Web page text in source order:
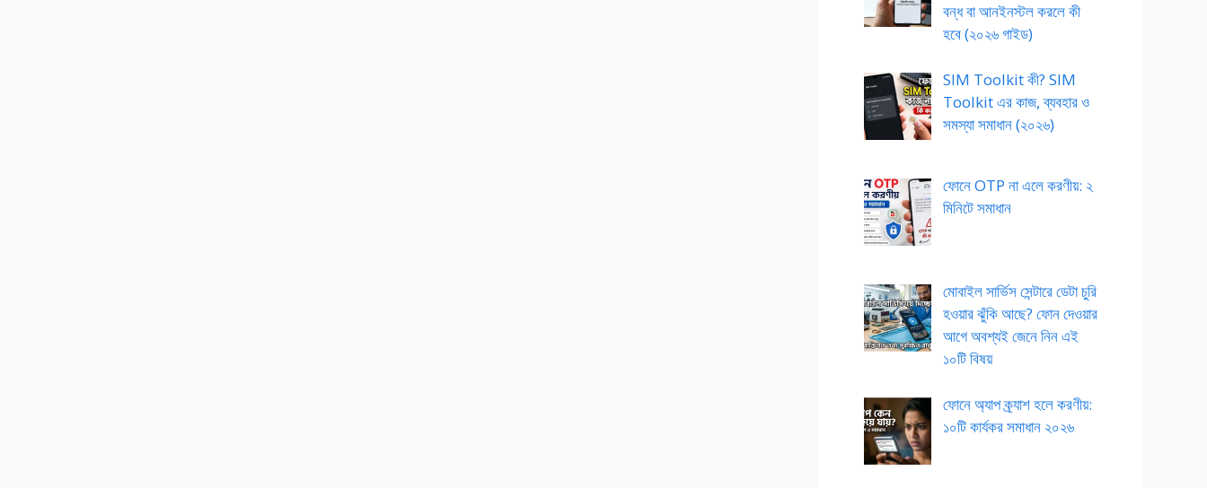
বন্ধ বা আনইনস্টল করলে কী
হবে (২০২৬ গাইড)
SIM Toolkit কী? SIM
Toolkit এর কাজ, ব্যবহার ও
সমস্যা সমাধান (২০২৬)
ফোনে OTP না এলে করণীয়: ২
মিনিটে সমাধান
মোবাইল সার্ভিস সেন্টারে ডেটা চুরি
হওয়ার ঝুঁকি আছে? ফোন দেওয়ার
আগে অবশ্যই জেনে নিন এই
১০টি বিষয়
ফোনে অ্যাপ ক্র্যাশ হলে করণীয়:
১০টি কার্যকর সমাধান ২০২৬